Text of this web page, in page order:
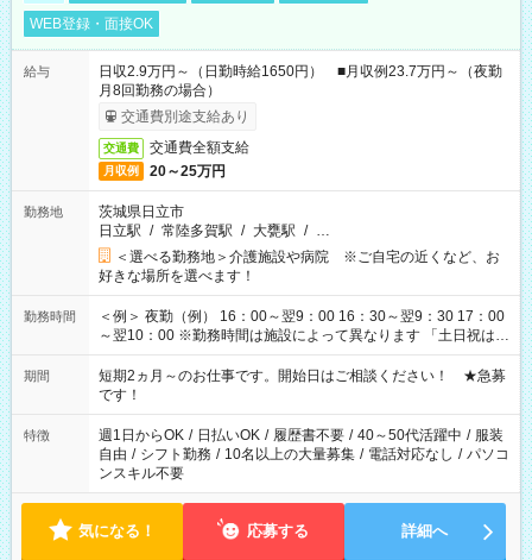
WEB登録・面接OK
給与
日収2.9万円～（日勤時給1650円） ■月収例23.7万円～（夜勤
月8回勤務の場合）
交通費別途支給あり
交通費 交通費全額支給
月収例 20～25万円
勤務地
茨城県日立市
日立駅 / 常陸多賀駅 / 大甕駅 / …
＜選べる勤務地＞介護施設や病院 ※ご自宅の近くなど、お
好きな場所を選べます！
勤務時間
＜例＞ 夜勤（例） 16：00～翌9：00 16：30～翌9：30 17：00
～翌10：00 ※勤務時間は施設によって異なります 「土日祝は休
みたい」 「しっかり稼ぎたい」 「もう少し遅い時間から始めた
い」など ご希望にあったお仕事をご案内いたします。 ※未経験
の方の場合は1～2ヶ月間は日中での仕事を経験いただき、 お
仕事に慣れてからの夜勤になります。 ★家庭の都合でお休みが
必要な場合も遠慮なくご相談ください。
期間
短期2ヵ月～のお仕事です。開始日はご相談ください！ ★急募
です！
特徴 週1日からOK / 日払いOK / 履歴書不要 / 40～50代活躍中 / 服装
自由 / シフト勤務 / 10名以上の大量募集 / 電話対応なし / パソコ
ンスキル不要
気になる！ 応募する 詳細へ